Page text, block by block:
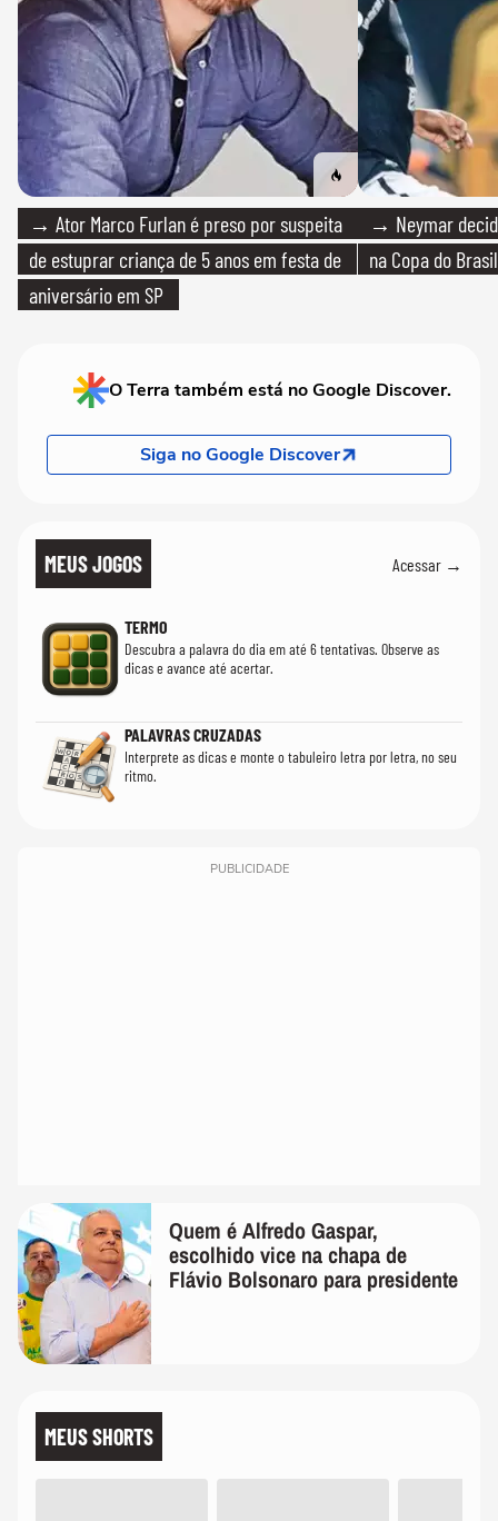
→ Ator Marco Furlan é preso por suspeita
de estuprar criança de 5 anos em festa de
aniversário em SP
→ Neymar
na Copa do Brasil
O Terra também está no Google Discover.
Siga no Google Discover
MEUS JOGOS Acessar →
TERMO
Descubra a palavra do dia em até 6 tentativas. Observe as
dicas e avance até acertar.
PALAVRAS CRUZADAS
Interprete as dicas e monte o tabuleiro letra por letra, no seu
ritmo.
PUBLICIDADE
Quem é Alfredo Gaspar,
escolhido vice na chapa de
Flávio Bolsonaro para presidente
MEUS SHORTS